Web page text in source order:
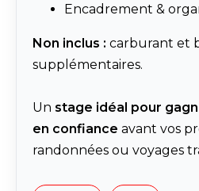
Encadrement &
Non inclus : carburant et
supplémentaires.
Un stage idéal pour
en confiance avant vos
randonnées ou voyages